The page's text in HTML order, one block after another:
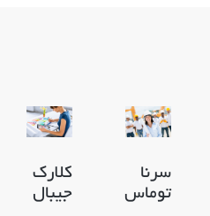
کلارک
جیبال
سرنا
توماس